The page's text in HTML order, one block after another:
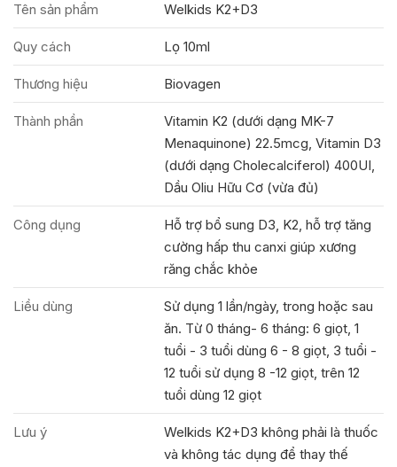
Tên sản phẩm Welkids K2+D3
Quy cách Lọ 10ml
Thương hiệu Biovagen
Thành phần
Vitamin K2 (dưới dạng MK-7
Menaquinone) 22.5mcg, Vitamin D3
(dưới dạng Cholecalciferol) 400UI,
Dầu Oliu Hữu Cơ (vừa đủ)
Công dụng
Hỗ trợ bổ sung D3, K2, hỗ trợ tăng
cường hấp thu canxi giúp xương
răng chắc khỏe
Liều dùng
Sử dụng 1 lần/ngày, trong hoặc sau
ăn. Từ 0 tháng- 6 tháng: 6 giọt, 1
tuổi - 3 tuổi dùng 6 - 8 giọt, 3 tuổi -
12 tuổi sử dụng 8 -12 giọt, trên 12
tuổi dùng 12 giọt
Lưu ý
Welkids K2+D3 không phải là thuốc
và không tác dụng để thay thế